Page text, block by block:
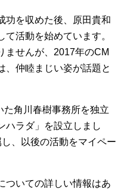
功を収めた後、原田貴和
活動を始めています。
ませんが、2017年のCM
、仲睦まじい姿が話題と
角川春樹事務所を独立
ハラダ」を設立しまし
、以後の活動をマイペー
ついての詳しい情報はあ